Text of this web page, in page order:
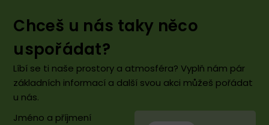
Chceš u nás taky něco
uspořádat?
Líbí se ti naše prostory a atmosféra? Vyplň nám pár
základních informací a další svou akci můžeš pořádat
u nás.
Jméno a příjmení